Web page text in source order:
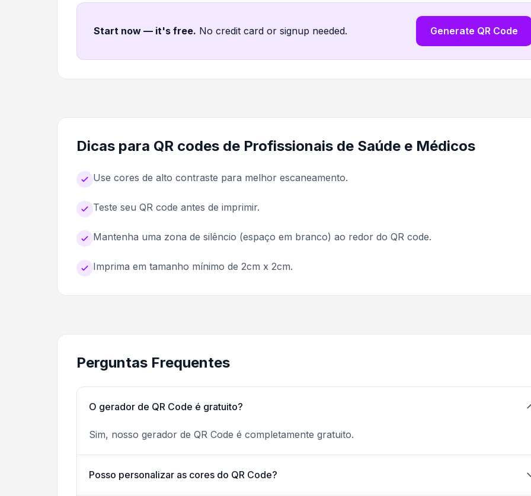
Start now — it's free. No credit card or signup needed. Generate QR Code
Dicas para QR codes de Profissionais de Saúde e Médicos
Use cores de alto contraste para melhor escaneamento.
Teste seu QR code antes de imprimir.
Mantenha uma zona de silêncio (espaço em branco) ao redor do QR code.
Imprima em tamanho mínimo de 2cm x 2cm.
Perguntas Frequentes
O gerador de QR Code é gratuito?
Sim, nosso gerador de QR Code é completamente gratuito.
Posso personalizar as cores do QR Code?